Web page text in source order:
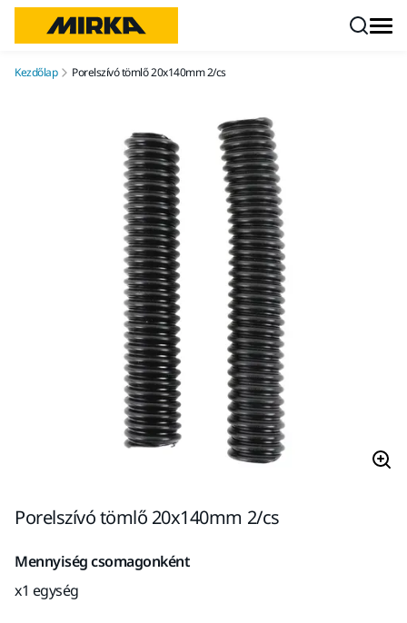
Kezdőlap Porelszívó tömlő 20x140mm 2/cs
Porelszívó tömlő 20x140mm 2/cs
Mennyiség csomagonként
x1 egység